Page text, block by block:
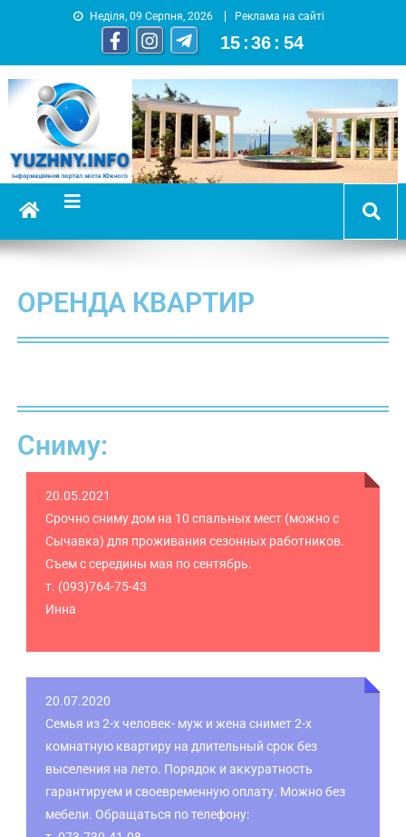
Неділя, 09 Серпня, 2026 Реклама на сайті
15 :36 : 54
YUZHNY.INFO
информационный портал города Южный
ОРЕНДА КВАРТИР
Сниму:
20.05.2021
Срочно сниму дом на 10 спальных мест (можно с
Сычавка) для проживания сезонных работников.
Съем с середины мая по сентябрь.
т. (093)764-75-43
Инна
20.07.2020
Семья из 2-х человек- муж и жена снимет 2-х
комнатную квартиру на длительный срок без
выселения на лето. Порядок и аккуратность
гарантируем и своевременную оплату. Можно без
мебели. Обращаться по телефону: